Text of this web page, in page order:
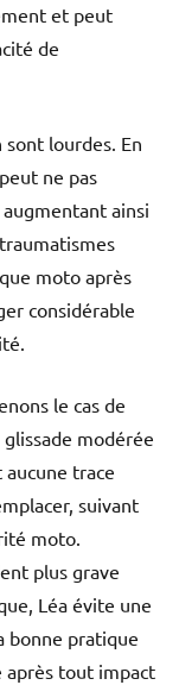
et peut
de
lourdes. En
ne pas
ainsi
moto après
considérable
le cas de
modérée
trace
suivant
moto.
plus grave
Léa évite une
bonne pratique
après tout impact